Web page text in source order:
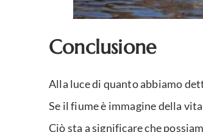
Conclusione
Alla luce di quanto abbiamo
Se il fiume è immagine della
Ciò sta a significare che